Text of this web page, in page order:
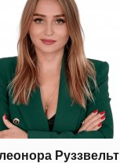
Руззвельт